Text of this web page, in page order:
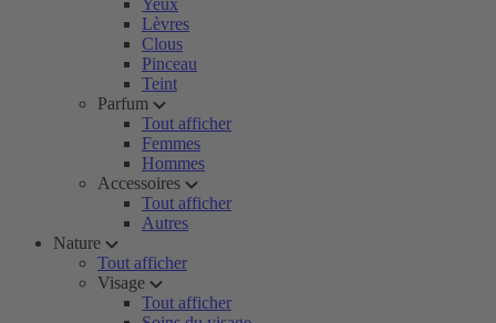
Yeux
Lèvres
Clous
Pinceau
Teint
Parfum
Tout afficher
Femmes
Hommes
Accessoires
Tout afficher
Autres
Nature
Tout afficher
Visage
Tout afficher